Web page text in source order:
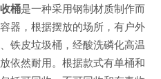
桶是一种采用钢制材质制作而
器，根据摆放的场所，有户外
铁皮垃圾桶，经酸洗磷化高温
依然耐用。根据款式有单桶和